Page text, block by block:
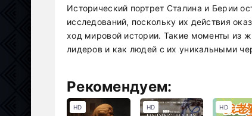
Исторический портрет Сталина и Берии
исследований, поскольку их действия
ход мировой истории. Такие моменты из
лидеров и как людей с их уникальными
Рекомендуем:
HD HD HD